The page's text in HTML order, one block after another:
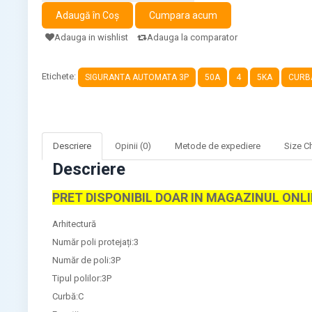
Adauga in wishlist Adauga la comparator
Etichete: SIGURANTA AUTOMATA 3P 50A 4 5KA
Descriere Opinii (0) Metode de expediere Size
Descriere
PRET DISPONIBIL DOAR IN MAGAZINUL
Arhitectură
Număr poli protejați:3
Număr de poli:3P
Tipul polilor:3P
Curbă:C